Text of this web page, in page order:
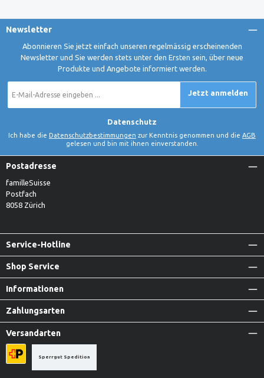
Newsletter
Abonnieren Sie jetzt einfach unseren regelmässig erscheinenden
Newsletter und Sie werden stets unter den Ersten sein, über neue
Produkte und Angebote informiert werden.
Mail-
Jetzt anmelden
Datenschutz
Ich habe die Datenschutzbestimmungen zur Kenntnis genommen und die AGB
gelesen und bin mit ihnen einverstanden.
Postadresse
familleSuisse
Postfach
8058 Zürich
Service-Hotline
Shop Service
Informationen
Zahlungsarten
Versandarten
Priority A-Post
Sperrgut Spedition